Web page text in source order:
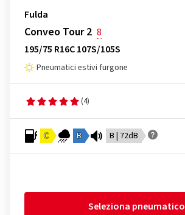
Fulda
Conveo Tour 2 8
195/75 R16C 107S/105S
Pneumatici estivi furgone
(4)
C B B | 72dB
Seleziona pneumatico